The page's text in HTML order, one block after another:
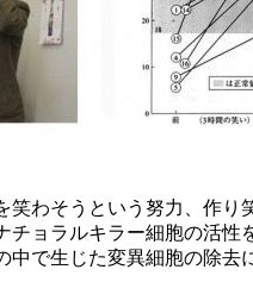
わそうという努力、作り
ョラルキラー細胞の活
で生じた変異細胞の除